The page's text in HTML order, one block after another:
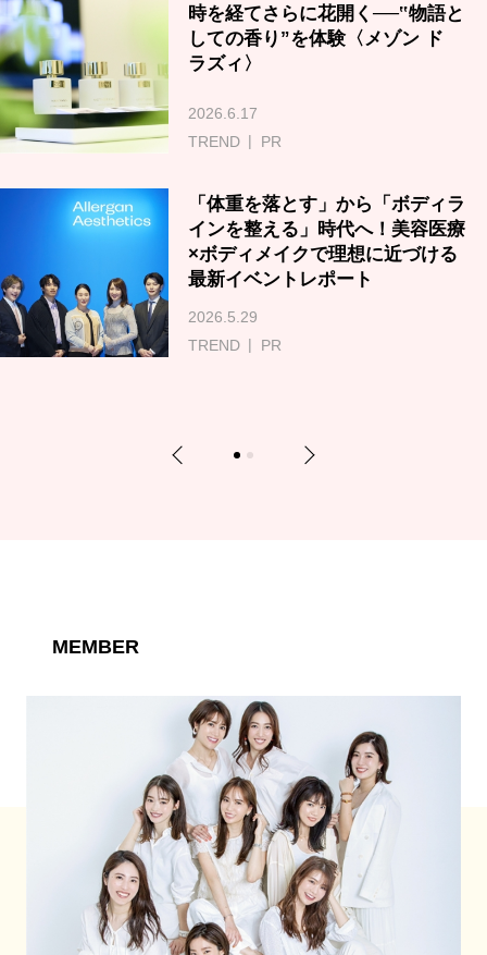
時を経てさらに花開く──‟物語と
しての香り”を体験〈メゾン ド
ラズィ〉
2026.6.17
TREND
PR
「体重を落とす」から「ボディラ
インを整える」時代へ！美容医療
×ボディメイクで理想に近づける
最新イベントレポート
2026.5.29
TREND
PR
Previous 1 2 Next
MEMBER